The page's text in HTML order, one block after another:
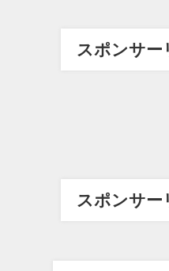
スポンサー
スポンサー